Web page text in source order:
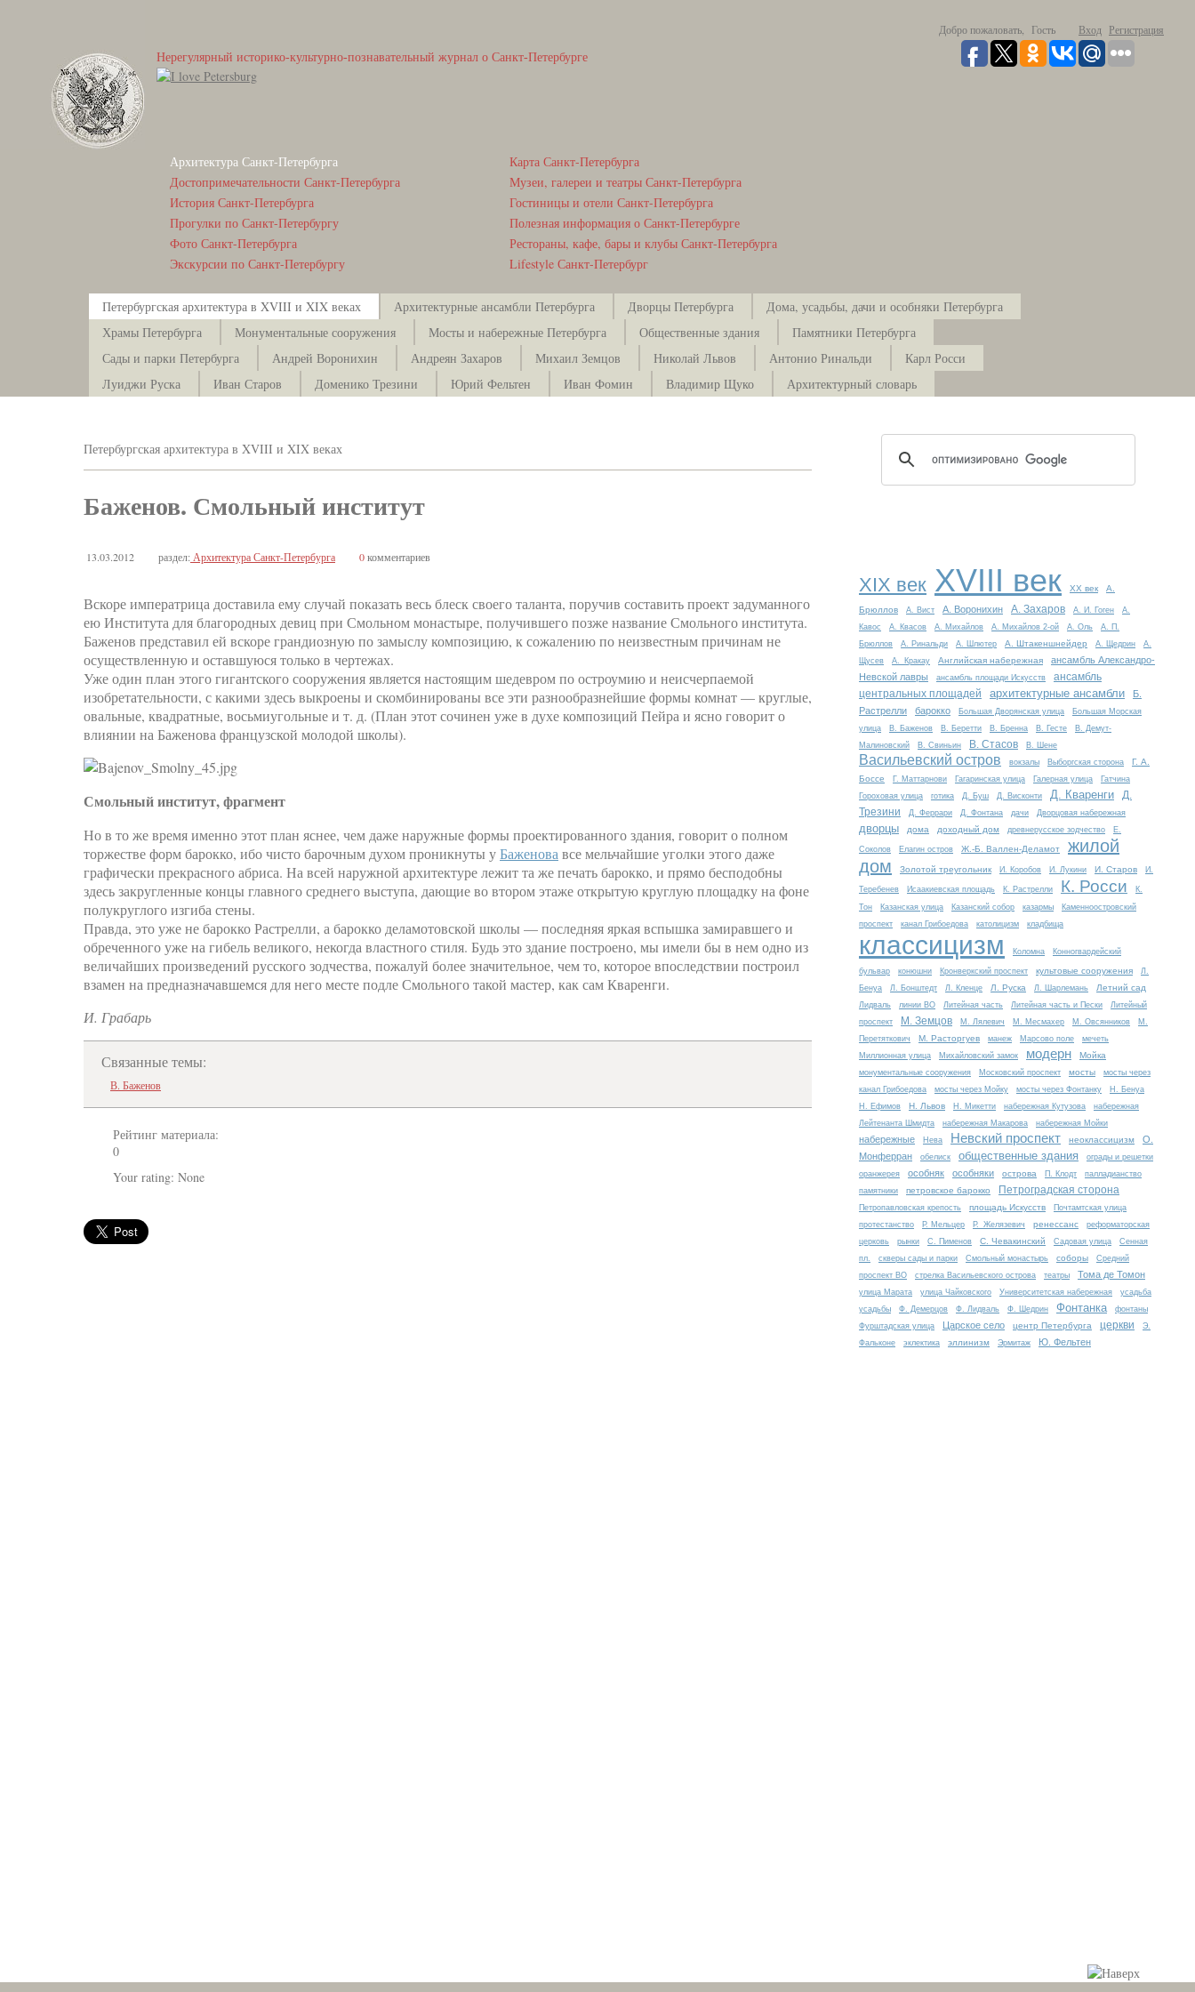
Добро пожаловать, Гость Вход Регистрация
Нерегулярный историко-культурно-познавательный журнал о Санкт-Петербурге
Архитектура Санкт-Петербурга
Достопримечательности Санкт-Петербурга
История Санкт-Петербурга
Прогулки по Санкт-Петербургу
Фото Санкт-Петербурга
Экскурсии по Санкт-Петербургу
Карта Санкт-Петербурга
Музеи, галереи и театры Санкт-Петербурга
Гостиницы и отели Санкт-Петербурга
Полезная информация о Санкт-Петербурге
Рестораны, кафе, бары и клубы Санкт-Петербурга
Lifestyle Санкт-Петербург
Петербургская архитектура в XVIII и XIX веках Архитектурные ансамбли Петербурга Дворцы Петербурга
Дома, усадьбы, дачи и особняки Петербурга
Храмы Петербурга
Монументальные сооружения Мосты и набережные Петербурга Общественные здания
Памятники Петербурга
Сады и парки Петербурга
Андрей Воронихин Андреян Захаров Михаил Земцов Николай Львов Антонио Ринальди
Карл Росси
Луиджи Руска
Иван Старов Доменико Трезини Юрий Фельтен Иван Фомин Владимир Щуко Архитектурный словарь
Петербургская архитектура в XVIII и XIX веках
Баженов. Смольный институт
13.03.2012 раздел: Архитектура Санкт-Петербурга 0комментариев
Вскоре императрица доставила ему случай показать весь блеск своего таланта, поручив составить проект задуманного
ею Института для благородных девиц при Смольном монастыре, получившего позже название Смольного института.
Баженов представил ей вскоре грандиозную по замыслу композицию, к сожалению по неизвестным причинам не
осуществленную и оставшуюся только в чертежах.
Уже один план этого гигантского сооружения является настоящим шедевром по остроумию и неисчерпаемой
изобретательности, с какими здесь выкроены и скомбинированы все эти разнообразнейшие формы комнат — круглые,
овальные, квадратные, восьмиугольные и т. д. (План этот сочинен уже в духе композиций Пейра и ясно говорит о
влиянии на Баженова французской молодой школы).
Смольный институт, фрагмент
Но в то же время именно этот план яснее, чем даже наружные формы проектированного здания, говорит о полном
торжестве форм барокко, ибо чисто барочным духом проникнуты уБаженова все мельчайшие уголки этого даже
графически прекрасного абриса. На всей наружной архитектуре лежит та же печать барокко, и прямо бесподобны
здесь закругленные концы главного среднего выступа, дающие во втором этаже открытую круглую площадку на фоне
полукруглого изгиба стены.
Правда, это уже не барокко Растрелли, а барокко деламотовской школы — последняя яркая вспышка замиравшего и
обреченного уже на гибель великого, некогда властного стиля. Будь это здание построено, мы имели бы в нем одно из
величайших произведений русского зодчества, пожалуй более значительное, чем то, которое впоследствии построил
взамен на предназначавшемся для него месте подле Смольного такой мастер, как сам Кваренги.
И. Грабарь
Связанные темы:
В. Баженов
Рейтинг материала:
0
Your rating: None
XIX век XVIII век XX век А.
Брюллов А. Вист А. Воронихин А. Захаров А. И. Гоген
А.
Кавос
А. Квасов А. Михайлов А. Михайлов 2-ой А. Оль
А. П.
Брюллов
А. Ринальди А. Шлютер А. Штакеншнейдер А. Щедрин
А.
Щусев
А. Кракау Английская набережная
ансамбль Александро-
Невской лавры
ансамбль площади Искусств
ансамбль
центральных площадей
архитектурные ансамбли
Б.
Растрелли
барокко Большая Дворянская улица
Большая Морская
улица
В. Баженов В. Беретти В. Бренна В. Гесте
В. Демут-
Малиновский
В. Свиньин В. Стасов В. Шене
Васильевский остров вокзалы Выборгская сторона
Г. А.
Боссе
Г. Маттарнови Гагаринская улица Галерная улица
Гатчина
Гороховая улица
готика Д. Буш Д. Висконти Д. Кваренги
Д.
Трезини
Д. Феррари Д. Фонтана дачи Дворцовая набережная
дворцы дома доходный дом древнерусское зодчество Е.
Соколов Елагин остров Ж.-Б. Валлен-Деламот
жилой
дом
Золотой треугольник И. Коробов И. Лукини И. Старов И.
Теребенев Исаакиевская площадь К. Растрелли К. Росси
К.
Тон
Казанская улица Казанский собор казармы
Каменноостровский
проспект
канал Грибоедова католицизм кладбища
классицизм Коломна Конногвардейский
бульвар конюшни Кронверкский проспект культовые сооружения
Л.
Бенуа
Л. Бонштедт Л. Кленце Л. Руска Л. Шарлемань Летний сад
Лидваль линии ВО Литейная часть Литейная часть и Пески
Литейный
проспект
М. Земцов М. Лялевич М. Месмахер М. Овсянников
М.
Перетяткович
М. Расторгуев манеж Марсово поле
мечеть
Миллионная улица
Михайловский замок модерн Мойка
монументальные сооружения Московский проспект мосты
мосты через
канал Грибоедова
мосты через Мойку мосты через Фонтанку
Н. Бенуа
Н. Ефимов
Н. Львов Н. Микетти набережная Кутузова
набережная
Лейтенанта Шмидта
набережная Макарова набережная Мойки
набережные Нева Невский проспект неоклассицизм
О.
Монферран
обелиск общественные здания
ограды и решетки
оранжерея
особняк особняки острова П. Клодт
палладианство
памятники
петровское барокко Петроградская сторона
Петропавловская крепость площадь Искусств
Почтамтская улица
протестанство
Р. Мельцер Р. Желязевич ренессанс
реформаторская
церковь
рынки С. Пименов С. Чевакинский Садовая улица
Сенная
пл.
скверы сады и парки Смольный монастырь соборы
Средний
проспект ВО
стрелка Васильевского острова театры Тома де Томон
улица Марата улица Чайковского Университетская набережная
усадьба
усадьбы
Ф. Демерцов Ф. Лидваль Ф. Шедрин Фонтанка
фонтаны
Фурштадская улица
Царское село центр Петербурга церкви
Э.
Фальконе
эклектика эллинизм Эрмитаж Ю. Фельтен